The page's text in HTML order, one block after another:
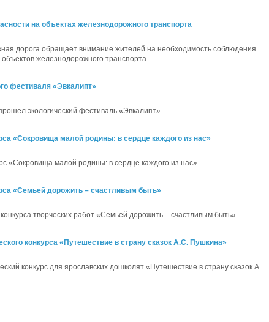
на объектах железнодорожного транспорта
дорога обращает внимание жителей на необходимость соблюдения
железнодорожного транспорта
фестиваля «Эвкалипт»
экологический фестиваль «Эвкалипт»
«Сокровища малой родины: в сердце каждого из нас»
«Сокровища малой родины: в сердце каждого из нас»
«Семьей дорожить – счастливым быть»
творческих работ «Семьей дорожить – счастливым быть»
конкурса «Путешествие в страну сказок А.С. Пушкина»
конкурс для ярославских дошколят «Путешествие в страну сказок А.